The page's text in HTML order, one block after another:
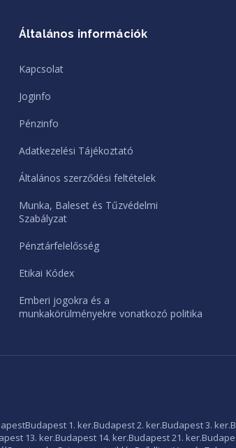
Általános információk
Kapcsolat
Joginfo
Pénzinfo
Adatkezelési Tájékoztató
Általános szerződési feltételek
Munka, Baleset és Tűzvédelmi
Szabályzat
Pénztárfelelősség
Etikai Kódex
Emberi jogokra és a
munkakörülményekre vonatkozó politika
Budapest 1. ker.Budapest 2. ker.Budapest 3. ker.
13. ker.Budapest 14. ker.Budapest 21. ker.